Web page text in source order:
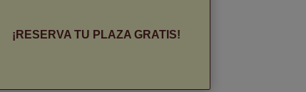
¡RESERVA TU PLAZA GRATIS!